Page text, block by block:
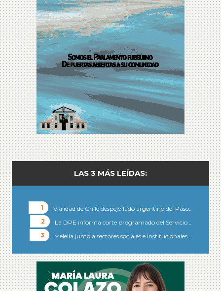
LAS 3 MÁS LEÍDAS:
Vialidad de Chile despejó lado argentino del Paso…
La DPE informa corte programado del Servicio…
Melella junto a sectores sociales e institucionales…